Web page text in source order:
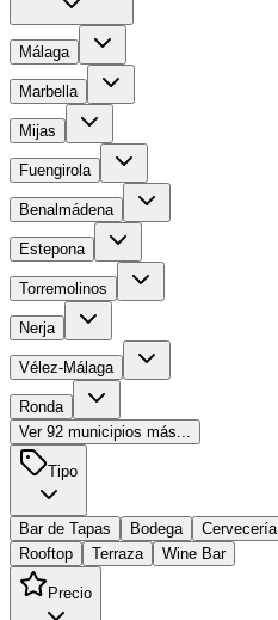
Málaga
Marbella
Mijas
Fuengirola
Benalmádena
Estepona
Torremolinos
Nerja
Vélez-Málaga
Ronda
Ver 92 municipios más...
Tipo
Bar de Tapas Bodega Cervecería
Rooftop
Terraza Wine Bar
Precio